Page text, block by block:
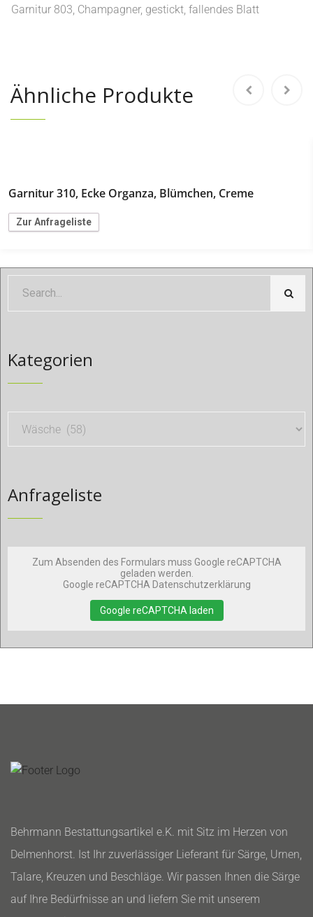
Garnitur 803, Champagner, gestickt, fallendes Blatt
Ähnliche Produkte
Garnitur 310, Ecke Organza, Blümchen, Creme
Zur Anfrageliste
Kategorien
Anfrageliste
Zum Absenden des Formulars muss Google reCAPTCHA
geladen werden.
Google reCAPTCHA Datenschutzerklärung
Google reCAPTCHA laden
Behrmann Bestattungsartikel e.K. mit Sitz im Herzen von
Delmenhorst. Ist Ihr zuverlässiger Lieferant für Särge, Urnen,
Talare, Kreuzen und Beschläge. Wir passen Ihnen die Särge
auf Ihre Bedürfnisse an und liefern Sie mit unserem